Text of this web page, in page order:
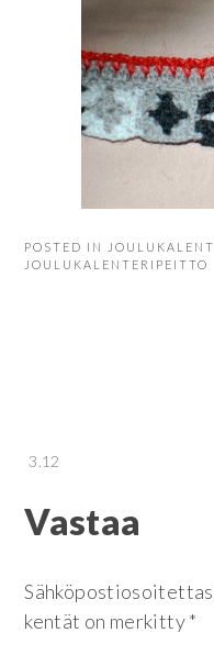
POSTED IN
JOULUKALENTERIPEITTO
Artikkelien
selaus
3.12
Vastaa
kentät on merkitty*